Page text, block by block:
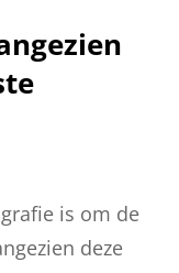
is om de
deze